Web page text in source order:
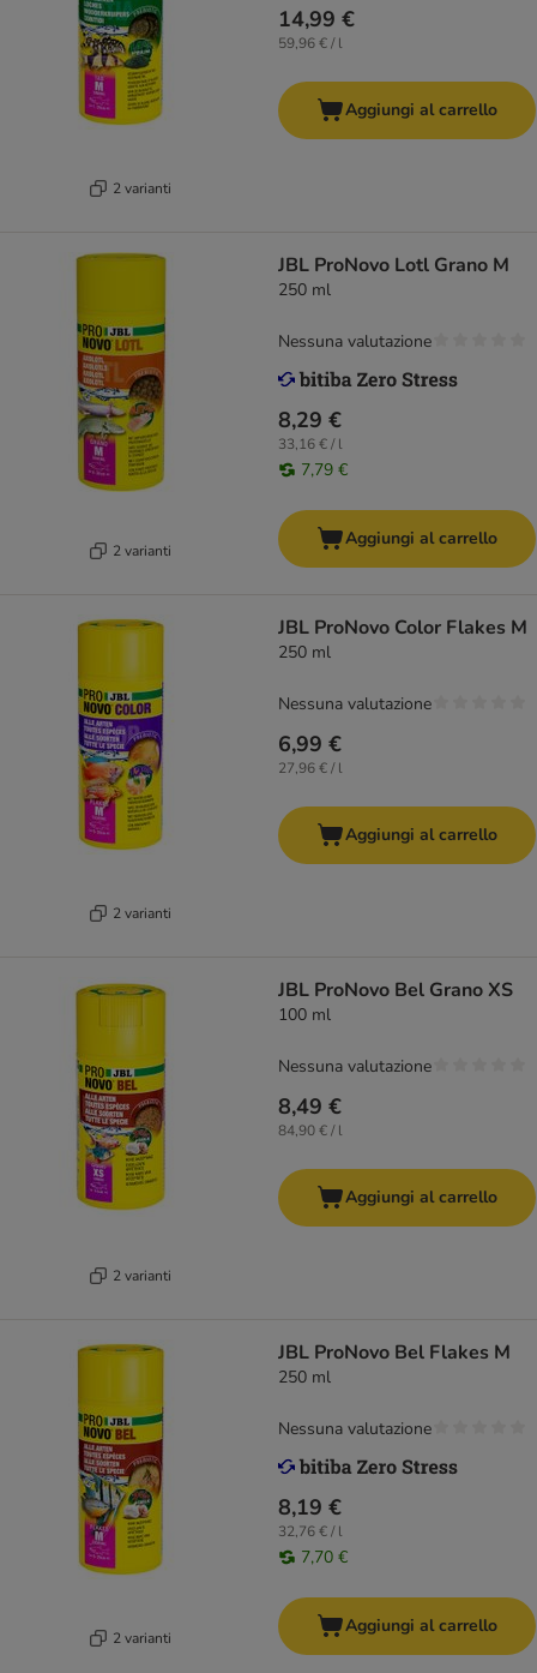
2 varianti
14,99 €
59,96 € / l
Aggiungi al carrello
2 varianti
JBL ProNovo Lotl Grano M
250 ml
8,29 €
33,16 € / l
7,79 €
Nessuna valutazione
Aggiungi al carrello
2 varianti
JBL ProNovo Color Flakes M
250 ml
6,99 €
27,96 € / l
Nessuna valutazione
Aggiungi al carrello
2 varianti
JBL ProNovo Bel Grano XS
100 ml
8,49 €
84,90 € / l
Nessuna valutazione
Aggiungi al carrello
2 varianti
JBL ProNovo Bel Flakes M
250 ml
8,19 €
32,76 € / l
7,70 €
Nessuna valutazione
Aggiungi al carrello